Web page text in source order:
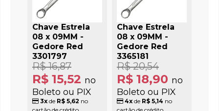
Chave Estrela
08 x 09MM -
Gedore Red
3301797
R$ 15,52 no
Boleto ou PIX
R$ 16,87
3x de R$ 5,62 no
Chave Estrela
08 x 09MM -
Gedore Red
3365181
R$ 18,90 no
Boleto ou PIX
R$ 20,54
4xde R$ 5,14 no